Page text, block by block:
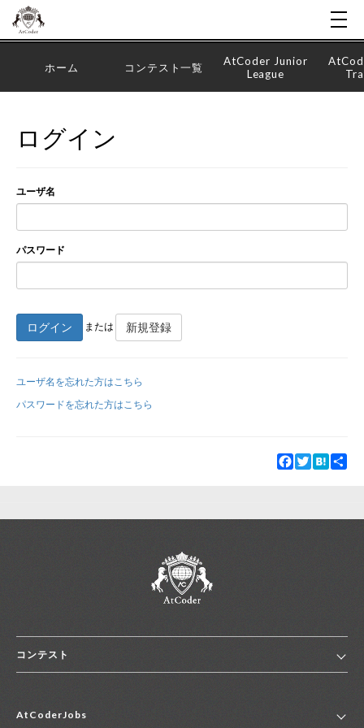
新規登録
ホーム コンテスト一覧
AtCoder Junior
League
ログイン
ユーザ名
パスワード
ログイン または 新規登録
ユーザ名を忘れた方はこちら
パスワードを忘れた方はこちら
Facebook
TwitterHatena
コンテスト
コンテスト一覧
AtCoderJobs